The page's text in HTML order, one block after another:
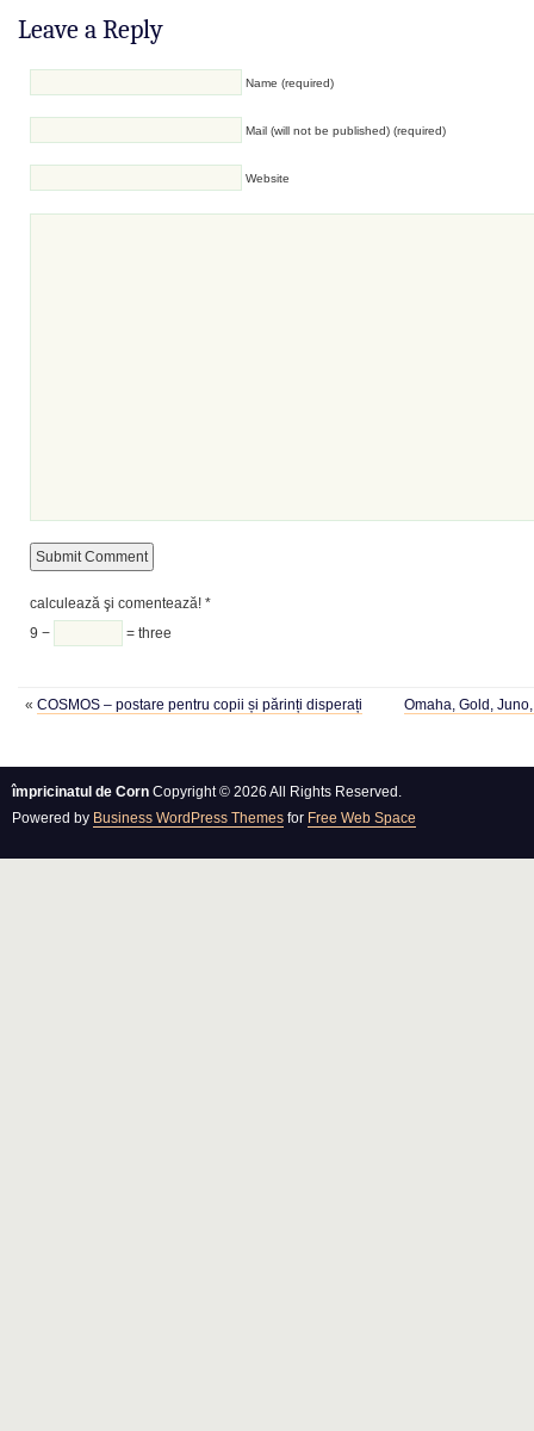
Leave a Reply
Name (required)
Mail (will not be published) (required)
Website
calculează şi comentează! *
9 −
= three
«COSMOS – postare pentru copii și părinți disperați Omaha, Gold,
împricinatul de Corn Copyright © 2026 All Rights Reserved.
Powered by Business WordPress Themes for Free Web Space